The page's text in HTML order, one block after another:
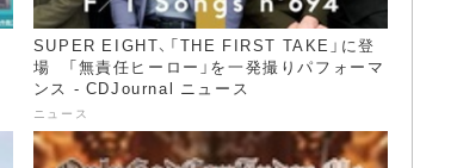
SUPER EIGHT、「THE FIRST TAKE」に登
場 「無責任ヒーロー」を一発撮りパフォーマ
ンス - CDJournal ニュース
ニュース